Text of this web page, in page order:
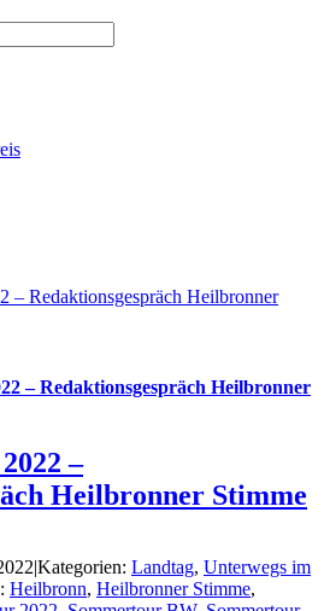
– Redaktionsgespräch Heilbronner
– Redaktionsgespräch Heilbronner
–
Heilbronner Stimme
|Kategorien: Landtag, Unterwegs im
Heilbronn, Heilbronner Stimme,